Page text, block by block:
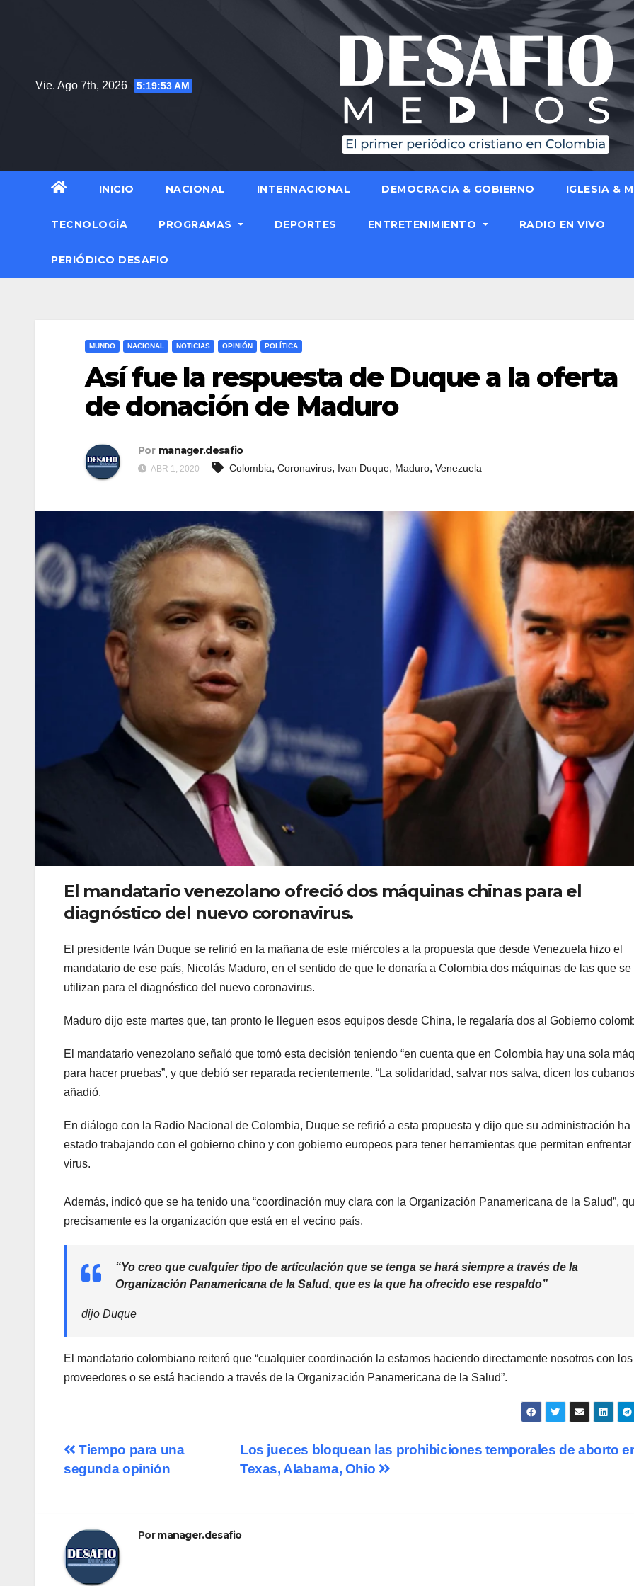
Vie. Ago 7th, 2026 5:19:54 AM
INICIO NACIONAL INTERNACIONAL DEMOCRACIA & GOBIERNO IGLESIA &
TECNOLOGÍA PROGRAMAS DEPORTES ENTRETENIMIENTO RADIO EN VIVO
PERIÓDICO DESAFIO
MUNDO NACIONAL NOTICIAS OPINIÓN POLÍTICA
Así fue la respuesta de Duque a la oferta
de donación de Maduro
Por manager.desafio
ABR 1, 2020 Colombia, Coronavirus, Ivan Duque, Maduro, Venezuela
El mandatario venezolano ofreció dos máquinas chinas para el
diagnóstico del nuevo coronavirus.
El presidente Iván Duque se refirió en la mañana de este miércoles a la propuesta que desde Venezuela hizo el
mandatario de ese país, Nicolás Maduro, en el sentido de que le donaría a Colombia dos máquinas de las que se
utilizan para el diagnóstico del nuevo coronavirus.
Maduro dijo este martes que, tan pronto le lleguen esos equipos desde China, le regalaría dos al Gobierno
El mandatario venezolano señaló que tomó esta decisión teniendo “en cuenta que en Colombia hay una sola
para hacer pruebas”, y que debió ser reparada recientemente. “La solidaridad, salvar nos salva, dicen los
añadió.
En diálogo con la Radio Nacional de Colombia, Duque se refirió a esta propuesta y dijo que su administración ha
estado trabajando con el gobierno chino y con gobierno europeos para tener herramientas que permitan enfrentar
virus.
Además, indicó que se ha tenido una “coordinación muy clara con la Organización Panamericana de la Salud”,
precisamente es la organización que está en el vecino país.
“Yo creo que cualquier tipo de articulación que se tenga se hará siempre a través de la
Organización Panamericana de la Salud, que es la que ha ofrecido ese respaldo”
dijo Duque
El mandatario colombiano reiteró que “cualquier coordinación la estamos haciendo directamente nosotros con los
proveedores o se está haciendo a través de la Organización Panamericana de la Salud”.
Navegación
de
Los jueces bloquean las prohibiciones temporales de aborto
Texas, Alabama, Ohio
Tiempo para una
segunda opinión
Pormanager.desafio